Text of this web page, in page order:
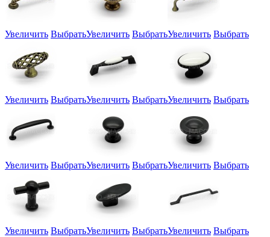
Увеличить ВыбратьУвеличить ВыбратьУвеличить Выбрать
Увеличить ВыбратьУвеличить ВыбратьУвеличить Выбрать
Увеличить ВыбратьУвеличить ВыбратьУвеличить Выбрать
Увеличить ВыбратьУвеличить ВыбратьУвеличить Выбрать